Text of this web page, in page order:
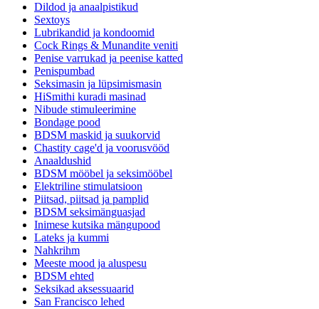
Dildod ja anaalpistikud
Sextoys
Lubrikandid ja kondoomid
Cock Rings & Munandite veniti
Penise varrukad ja peenise katted
Penispumbad
Seksimasin ja lüpsimismasin
HiSmithi kuradi masinad
Nibude stimuleerimine
Bondage pood
BDSM maskid ja suukorvid
Chastity cage'd ja voorusvööd
Anaaldushid
BDSM mööbel ja seksimööbel
Elektriline stimulatsioon
Piitsad, piitsad ja pamplid
BDSM seksimänguasjad
Inimese kutsika mängupood
Lateks ja kummi
Nahkrihm
Meeste mood ja aluspesu
BDSM ehted
Seksikad aksessuaarid
San Francisco lehed